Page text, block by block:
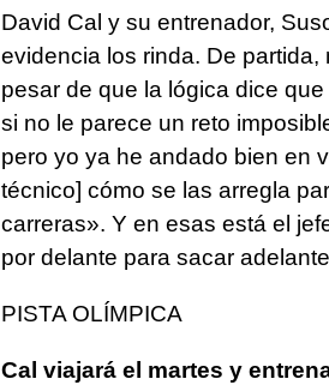
David Cal y su entrenador,
evidencia los rinda. De
pesar de que la lógica dice
si no le parece un reto
pero yo ya he andado bien en
técnico] cómo se las arregla
carreras». Y en esas está el
por delante para sacar
PISTA OLÍMPICA
Cal viajará el martes y